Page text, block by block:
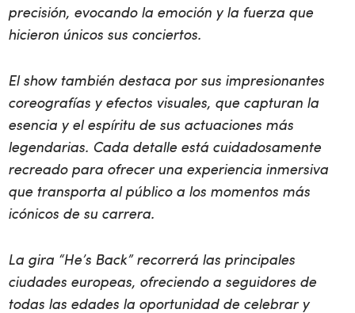
precisión, evocando la emoción y la fuerza que
hicieron únicos sus conciertos.
El show también destaca por sus impresionantes
coreografías y efectos visuales, que capturan la
esencia y el espíritu de sus actuaciones más
legendarias. Cada detalle está cuidadosamente
recreado para ofrecer una experiencia inmersiva
que transporta al público a los momentos más
icónicos de su carrera.
La gira “He’s Back” recorrerá las principales
ciudades europeas, ofreciendo a seguidores de
todas las edades la oportunidad de celebrar y